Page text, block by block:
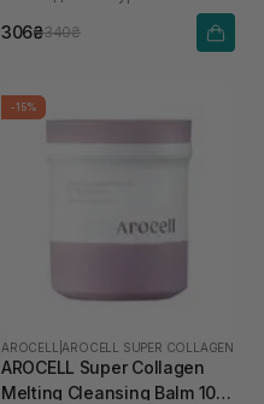
306₴340₴
-15%
AROCELL AROCELL SUPER COLLAGEN
AROCELL Super Collagen
Melting Cleansing Balm 100